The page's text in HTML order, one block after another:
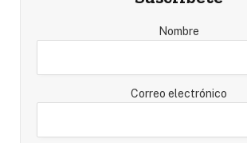
Nombre
Correo electrónico